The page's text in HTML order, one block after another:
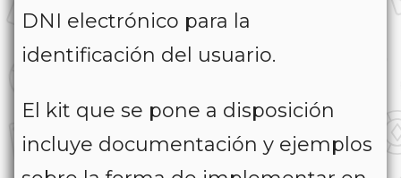
DNI electrónico para la
identificación del usuario.
El kit que se pone a disposición
incluye documentación y ejemplos